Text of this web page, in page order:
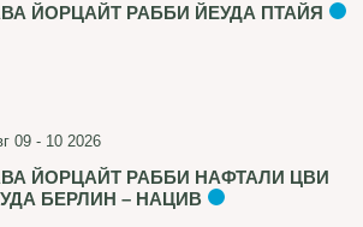
ЙОРЦАЙТ РАББИ ЙЕУДА ПТАЙЯ
09 - 10 2026
ЙОРЦАЙТ РАББИ НАФТАЛИ ЦВИ
БЕРЛИН – НАЦИВ